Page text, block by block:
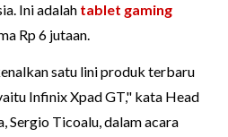
Ini adalah tablet gaming
Rp 6 jutaan.
satu lini produk terbaru
Infinix Xpad GT," kata Head
Sergio Ticoalu, dalam acara